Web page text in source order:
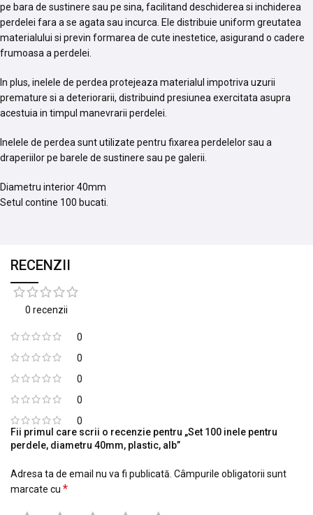
pe bara de sustinere sau pe sina, facilitand deschiderea si inchiderea
perdelei fara a se agata sau incurca. Ele distribuie uniform greutatea
materialului si previn formarea de cute inestetice, asigurand o cadere
frumoasa a perdelei.
In plus, inelele de perdea protejeaza materialul impotriva uzurii
premature si a deteriorarii, distribuind presiunea exercitata asupra
acestuia in timpul manevrarii perdelei.
Inelele de perdea sunt utilizate pentru fixarea perdelelor sau a
draperiilor pe barele de sustinere sau pe galerii.
Diametru interior 40mm
Setul contine 100 bucati.
RECENZII
0 recenzii
0
0
0
0
0
Fii primul care scrii o recenzie pentru „Set 100 inele pentru
perdele, diametru 40mm, plastic, alb”
Adresa ta de email nu va fi publicată. Câmpurile obligatorii sunt
marcate cu *